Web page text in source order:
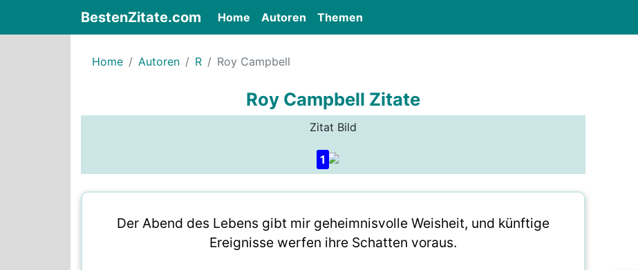
BestenZitate.com Home (current)
Autoren Themen
Home Autoren R Roy Campbell
Roy Campbell Zitate
Zitat Bild
1
Der Abend des Lebens gibt mir geheimnisvolle Weisheit, und künftige
Ereignisse werfen ihre Schatten voraus.